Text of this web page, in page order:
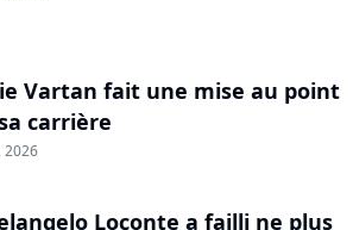
Vartan fait une mise au point
carrière
2026
Loconte a failli ne plus